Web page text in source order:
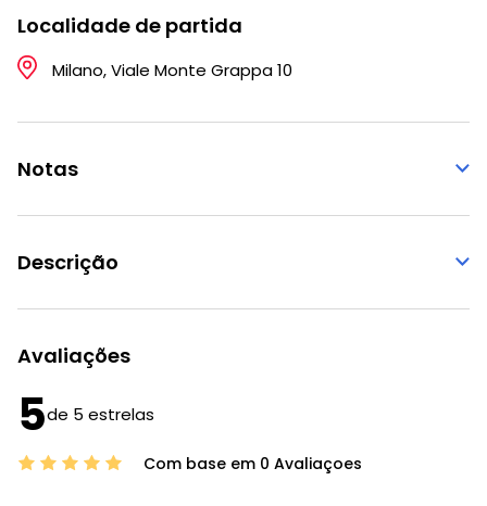
Localidade de partida
Milano, Viale Monte Grappa 10
Notas
Descrição
Avaliações
5de 5 estrelas
Com base em 0 Avaliaçoes